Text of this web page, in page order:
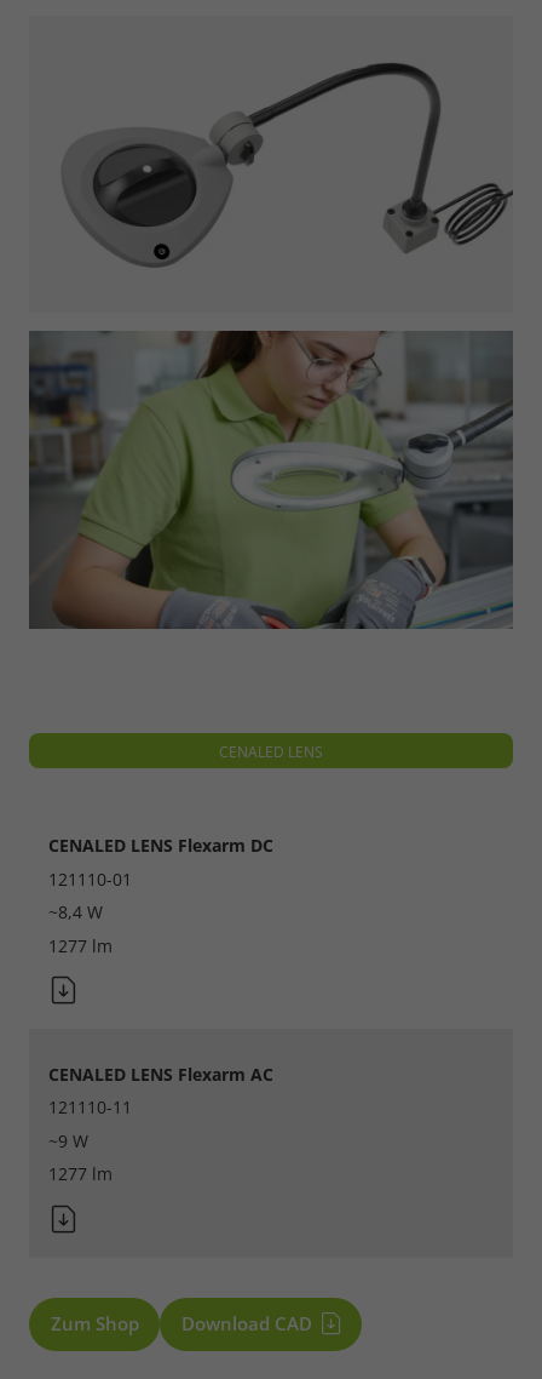
CENALED LENS
CENALED LENS Flexarm DC
121110-01
~8,4 W
1277 lm
CENALED LENS Flexarm AC
121110-11
~9 W
1277 lm
Zum Shop Download CAD
Notwendig
Cookie Informationen anzeigen
Marketing und Statistik
Cookie Informationen anzeigen
Speichern